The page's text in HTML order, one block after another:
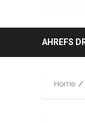
AHREFS
Home